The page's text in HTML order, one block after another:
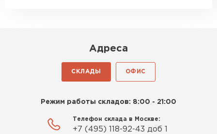
Адреса
СКЛАДЫ ОФИС
Режим работы складов: 8:00 - 21:00
Телефон склада в Москве:
+7 (495) 118-92-43 доб 1